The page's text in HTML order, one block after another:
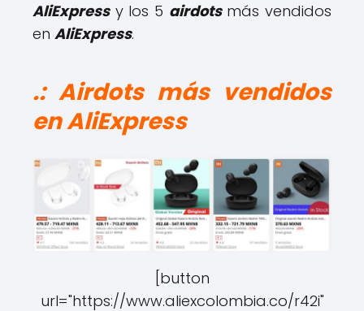
AliExpressy los 5 airdotsmás vendidos
en AliExpress.
.: Airdots más vendidos
en AliExpress
[button
url="https://www.aliexcolombia.co/r42i"